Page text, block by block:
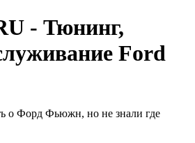
- Тюнинг,
Ford
о Форд Фьюжн, но не знали где